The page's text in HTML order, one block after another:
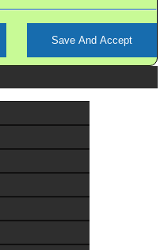
Save And Accept